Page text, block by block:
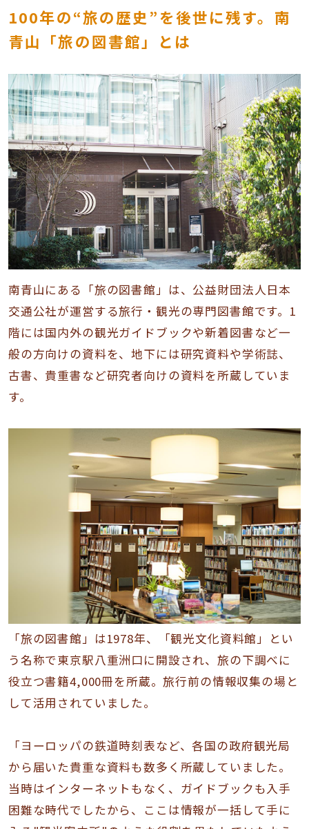
100年の“旅の歴史”を後世に残す。南
青山「旅の図書館」とは
南青山にある「旅の図書館」は、公益財団法人日本
交通公社が運営する旅行・観光の専門図書館です。1
階には国内外の観光ガイドブックや新着図書など一
般の方向けの資料を、地下には研究資料や学術誌、
古書、貴重書など研究者向けの資料を所蔵していま
す。
「旅の図書館」は1978年、「観光文化資料館」とい
う名称で東京駅八重洲口に開設され、旅の下調べに
役立つ書籍4,000冊を所蔵。旅行前の情報収集の場と
して活用されていました。
「ヨーロッパの鉄道時刻表など、各国の政府観光局
から届いた貴重な資料も数多く所蔵していました。
当時はインターネットもなく、ガイドブックも入手
困難な時代でしたから、ここは情報が一括して手に